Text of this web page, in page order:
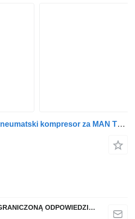
MAN 51541007258 pneumatski kompresor za MAN TGX TGS tegljača
QINDITO SPÓŁKA Z OGRANICZONĄ ODPOWIEDZIALNOŚCIĄ